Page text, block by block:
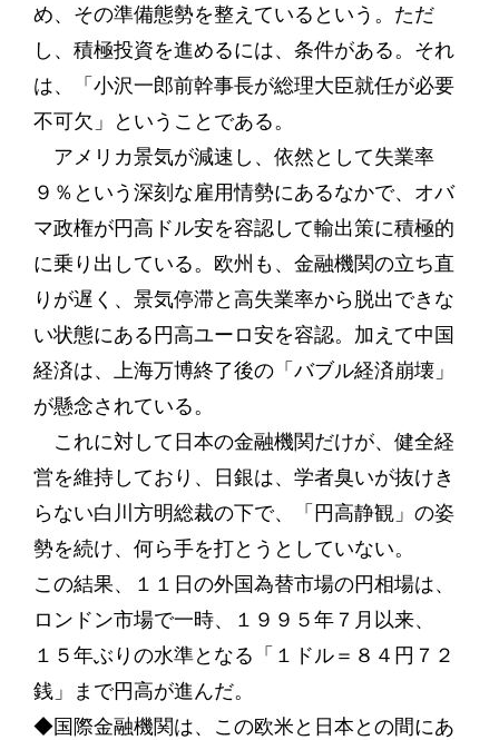
め、その準備態勢を整えているという。ただ
し、積極投資を進めるには、条件がある。それ
は、「小沢一郎前幹事長が総理大臣就任が必要
不可欠」ということである。
アメリカ景気が減速し、依然として失業率
９％という深刻な雇用情勢にあるなかで、オバ
マ政権が円高ドル安を容認して輸出策に積極的
に乗り出している。欧州も、金融機関の立ち直
りが遅く、景気停滞と高失業率から脱出できな
い状態にある円高ユーロ安を容認。加えて中国
経済は、上海万博終了後の「バブル経済崩壊」
が懸念されている。
これに対して日本の金融機関だけが、健全経
営を維持しており、日銀は、学者臭いが抜けき
らない白川方明総裁の下で、「円高静観」の姿
勢を続け、何ら手を打とうとしていない。
この結果、１１日の外国為替市場の円相場は、
ロンドン市場で一時、１９９５年７月以来、
１５年ぶりの水準となる「１ドル＝８４円７２
銭」まで円高が進んだ。
◆国際金融機関は、この欧米と日本との間にあ